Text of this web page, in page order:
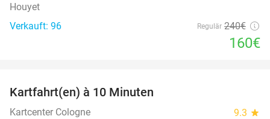
Houyet
Verkauft: 96
Regulär 240€
160€
Kartfahrt(en) à 10 Minuten
Kartcenter Cologne 9.3 star